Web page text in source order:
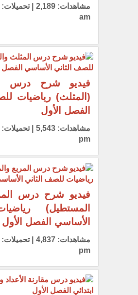
am
فيديو شرح درس
(المثلث) رياضيات
الفصل الأول
pm
فيديو شرح درس
المستطيل)
الأساسي الفصل الأول
pm